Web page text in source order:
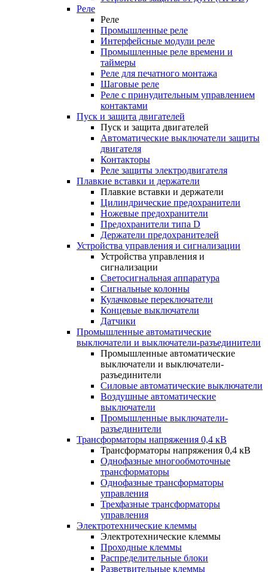
Реле
Реле
Промышленные реле
Интерфейсные модули реле
Промышленные реле времени и
таймеры
Реле для печатного монтажа
Шаговые реле
Реле с принудительным управлением
контактами
Пуск и защита двигателей
Пуск и защита двигателей
Автоматические выключатели защиты
двигателя
Контакторы
Реле защиты электродвигателя
Плавкие вставки и держатели
Плавкие вставки и держатели
Цилиндрические предохранители
Ножевые предохранители
Предохранители типа D
Держатели предохранителей
Устройства управления и сигнализации
Устройства управления и
сигнализации
Светосигнальная аппаратура
Сигнальные колонны
Кулачковые переключатели
Концевые выключатели
Датчики
Промышленные автоматические
выключатели и выключатели-разъединители
Промышленные автоматические
выключатели и выключатели-
разъединители
Силовые автоматические выключатели
Воздушные автоматические
выключатели
Промышленные выключатели-
разъединители
Трансформаторы напряжения 0,4 кВ
Трансформаторы напряжения 0,4 кВ
Однофазные многообмоточные
трансформаторы
Однофазные трансформаторы
управления
Трехфазные трансформаторы
управления
Электротехнические клеммы
Электротехнические клеммы
Проходные клеммы
Распределительные блоки
Разветвительные клеммы